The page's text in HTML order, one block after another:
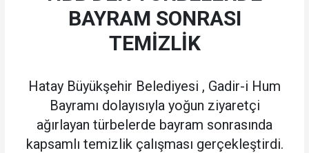
BAYRAM SONRASI
TEMİZLİK
Hatay Büyükşehir Belediyesi , Gadir-i Hum
Bayramı dolayısıyla yoğun ziyaretçi
ağırlayan türbelerde bayram sonrasında
kapsamlı temizlik çalışması gerçekleştirdi.